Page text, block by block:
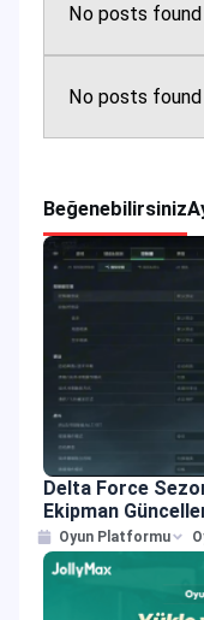
No posts found
No posts found
Beğenebilirsiniz
Delta Force
Ekipman
Oyun Platformu